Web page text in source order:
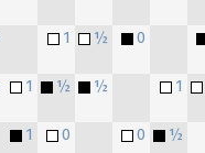
1 ½ 0
1 ½ ½ 1
1 0 0 ½